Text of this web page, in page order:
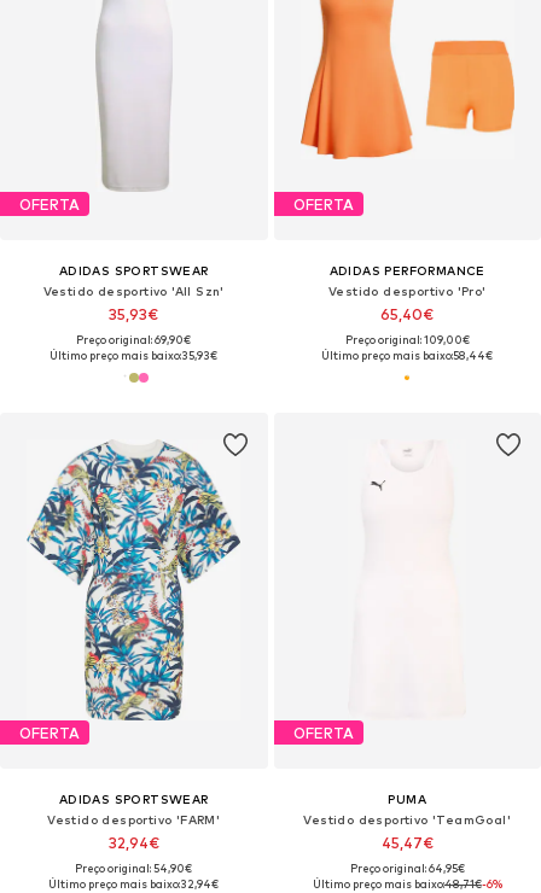
OFERTA
ADIDAS SPORTSWEAR
Vestido desportivo 'All Szn'
35,93€
Preço original: 69,90€
Último preço mais baixo:35,93€
OFERTA
ADIDAS PERFORMANCE
Vestido desportivo 'Pro'
65,40€
Preço original: 109,00€
Último preço mais baixo:58,44€
OFERTA
ADIDAS SPORTSWEAR
Vestido desportivo 'FARM'
32,94€
Preço original: 54,90€
Último preço mais baixo:32,94€
OFERTA
PUMA
Vestido desportivo 'TeamGoal'
45,47€
Preço original: 64,95€
Último preço mais baixo:48,71€-6%